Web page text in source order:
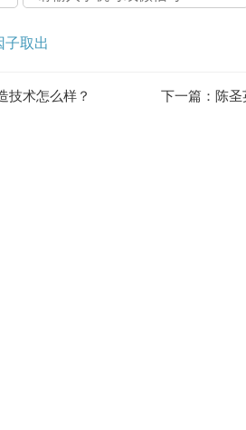
子取出
技术怎么样？ 下一篇： 陈圣